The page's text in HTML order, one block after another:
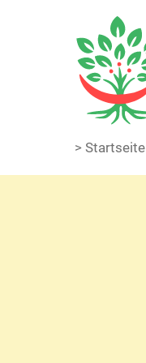
> Startseite